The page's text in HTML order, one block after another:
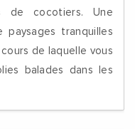
de cocotiers. Une
paysages tranquilles
de laquelle vous
balades dans les